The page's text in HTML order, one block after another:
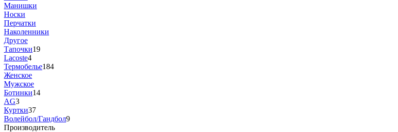
Манишки
Носки
Перчатки
Наколенники
Другое
Тапочки19
Lacoste4
Термобелье184
Женское
Мужское
Ботинки14
AG3
Куртки37
Волейбол/Гандбол9
Производитель